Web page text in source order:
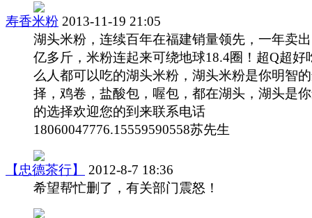
寿香米粉 2013-11-19 21:05
湖头米粉，连续百年在福建销量领先，一年卖
亿多斤，米粉连起来可绕地球18.4圈！超Q超好
么人都可以吃的湖头米粉，湖头米粉是你明智
择，鸡卷，盐酸包，喔包，都在湖头，湖头是
的选择欢迎您的到来联系电话
18060047776.15559590558苏先生
【忠德茶行】
2012-8-7 18:36
希望帮忙删了，有关部门震怒！